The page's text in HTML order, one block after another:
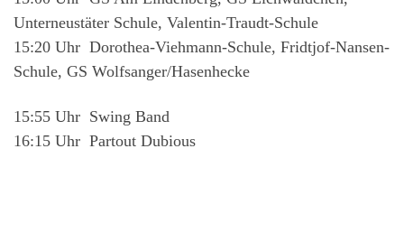
Unterneustäter Schule, Valentin-Traudt-Schule
15:20 Uhr Dorothea-Viehmann-Schule, Fridtjof-Nansen-
Schule, GS Wolfsanger/Hasenhecke
15:55 Uhr Swing Band
16:15 Uhr Partout Dubious